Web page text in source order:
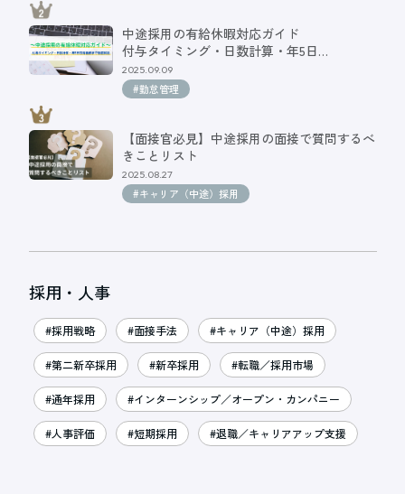
中途採用の有給休暇対応ガイド
付与タイミング・日数計算・年5日…
2025.09.09
#勤怠管理
【面接官必見】中途採用の面接で質問するべ
きことリスト
2025.08.27
#キャリア（中途）採用
採用・人事
#採用戦略 #面接手法 #キャリア（中途）採用
#第二新卒採用 #新卒採用 #転職／採用市場
#通年採用 #インターンシップ／オープン・カンパニー
#人事評価 #短期採用 #退職／キャリアアップ支援